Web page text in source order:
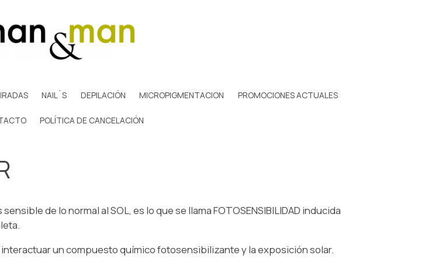
NAIL`S DEPILACIÓN MICROPIGMENTACION PROMOCIONES ACTUALES
POLÍTICA DE CANCELACIÓN
de lo normal al SOL, es lo que se llama FOTOSENSIBILIDAD inducida
interactuar un compuesto químico fotosensibilizante y la exposición solar.